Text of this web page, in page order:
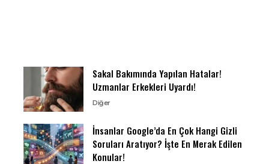
Sakal Bakımında Yapılan Hatalar!
Uzmanlar Erkekleri Uyardı!
Diğer
İnsanlar Google’da En Çok Hangi Gizli
Soruları Aratıyor? İşte En Merak Edilen
Konular!